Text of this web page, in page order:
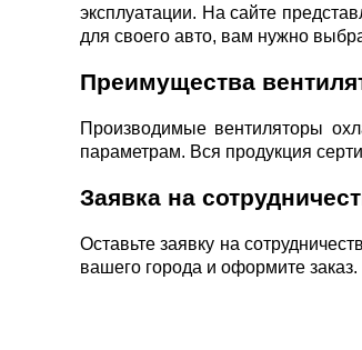
эксплуатации. На сайте
для своего авто, вам нужно
Преимущества
Производимые вентиляторы
параметрам. Вся продукция
Заявка на
Оставьте заявку на
вашего города и оформите заказ.